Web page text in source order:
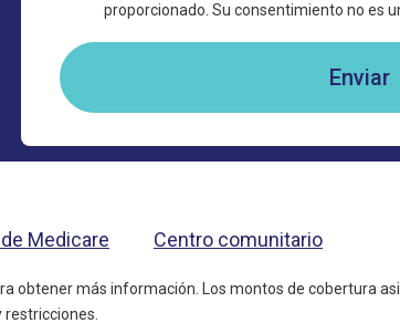
proporcionado. Su consentimiento no es
Enviar
Medicare Centro comunitario
obtener más información. Los montos de cobertura